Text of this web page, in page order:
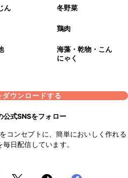
ん 冬野菜
鶏肉
海藻・乾物・こん
にゃく
ダウンロードする
公式SNSをフォロー
コンセプトに、簡単においしく作れる
毎日配信しています。